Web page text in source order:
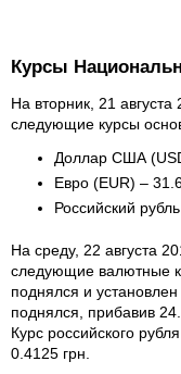
Курсы
На вторник, 21
следующие курсы
Доллар США
Евро (EUR) –
Российский
На среду, 22 августа
следующие валютные
поднялся и
поднялся, прибавив
Курс российского
0.4125 грн.